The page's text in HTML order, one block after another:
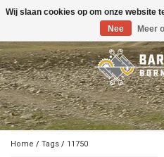
Toggle
Home / Tags / 11750
Wij slaan cookies op om onze website
Nee
Meer